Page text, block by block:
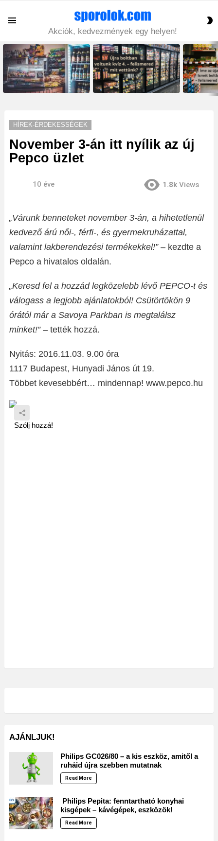
Akciók, kedvezmények egy helyen!
LATEST
STORIES
HÍREK-ÉRDEKESSÉGEK
November 3-án itt nyílik az új
Pepco üzlet
10 éve 1.8k Views
„Várunk benneteket november 3-án, a hihetetlenül
kedvező árú női-, férfi-, és gyermekruházattal,
valamint lakberendezési termékekkel!”– kezdte a
Pepco a hivatalos oldalán.
„Keresd fel a hozzád legközelebb lévő PEPCO-t és
válogass a legjobb ajánlatokból! Csütörtökön 9
órától már a Savoya Parkban is megtalálsz
minket!”– tették hozzá.
Nyitás: 2016.11.03. 9.00 óra
1117 Budapest, Hunyadi János út 19.
Többet kevesebbért… mindennap! www.pepco.hu
Szólj hozzá!
AJÁNLJUK!
Philips GC026/80 – a kis eszköz, amitől a
ruháid újra szebben mutatnak
Read More
Philips Pepita: fenntartható konyhai
kisgépek – kávégépek, eszközök!
Read More